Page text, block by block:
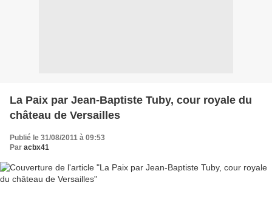
La Paix par Jean-Baptiste Tuby, cour royale du
château de Versailles
Publié le 31/08/2011 à 09:53
Par acbx41